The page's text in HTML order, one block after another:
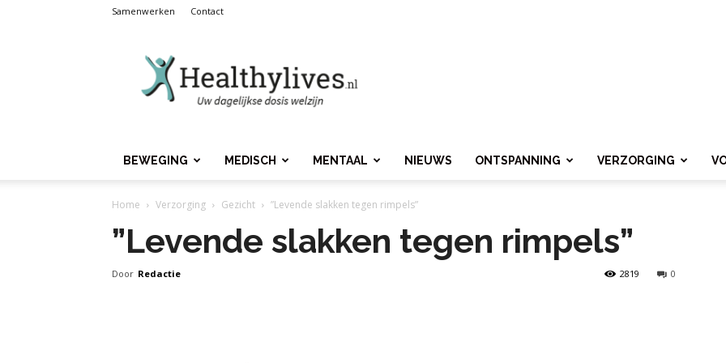
Samenwerken Contact
BEWEGING MEDISCH MENTAAL NIEUWS ONTSPANNING VERZORGING
Home Verzorging Gezicht ”Levende slakken tegen rimpels”
”Levende slakken tegen rimpels”
Door Redactie 0
2819